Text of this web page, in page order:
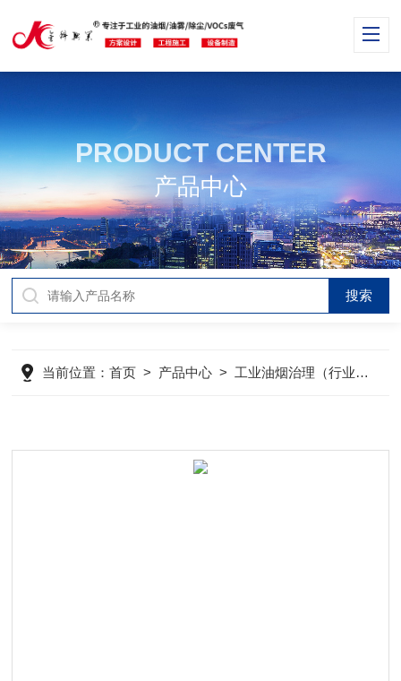
PRODUCT CENTER
产品中心
当前位置：首页 > 产品中心 > 工业油烟治理（行业分类）